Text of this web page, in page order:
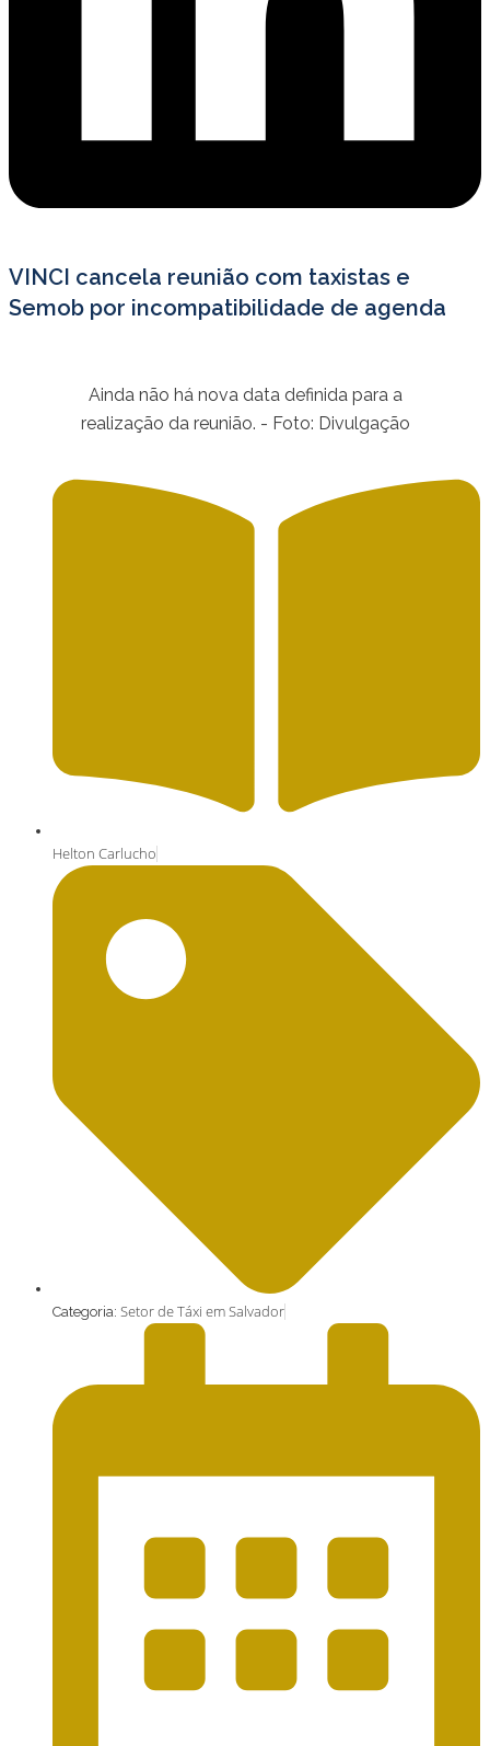
VINCI cancela reunião com taxistas e
Semob por incompatibilidade de agenda
Ainda não há nova data definida para a
realização da reunião. - Foto: Divulgação
Helton Carlucho
Categoria: Setor de Táxi em Salvador